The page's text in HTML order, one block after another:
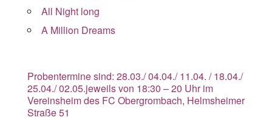
All Night long
A Million Dreams
Probentermine sind: 28.03./ 04.04./ 11.04. / 18.04./
25.04./ 02.05.jeweils von 18:30 – 20 Uhr im
Vereinsheim des FC Obergrombach, Helmsheimer
Straße 51